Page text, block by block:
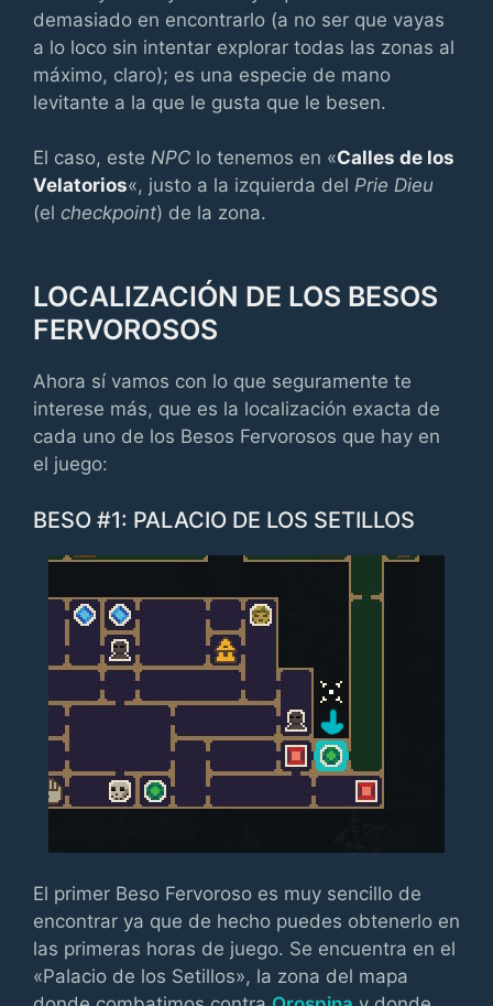
demasiado en encontrarlo (a no ser que vayas
a lo loco sin intentar explorar todas las zonas al
máximo, claro); es una especie de mano
levitante a la que le gusta que le besen.
El caso, este NPC lo tenemos en «Calles de los
Velatorios«, justo a la izquierda del Prie Dieu
(el checkpoint) de la zona.
LOCALIZACIÓN DE LOS BESOS
FERVOROSOS
Ahora sí vamos con lo que seguramente te
interese más, que es la localización exacta de
cada uno de los Besos Fervorosos que hay en
el juego:
BESO #1: PALACIO DE LOS SETILLOS
El primer Beso Fervoroso es muy sencillo de
encontrar ya que de hecho puedes obtenerlo en
las primeras horas de juego. Se encuentra en el
«Palacio de los Setillos», la zona del mapa